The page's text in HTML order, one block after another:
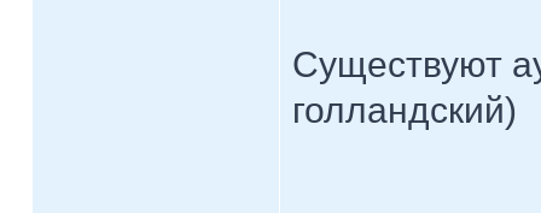
Существуют
голландский)